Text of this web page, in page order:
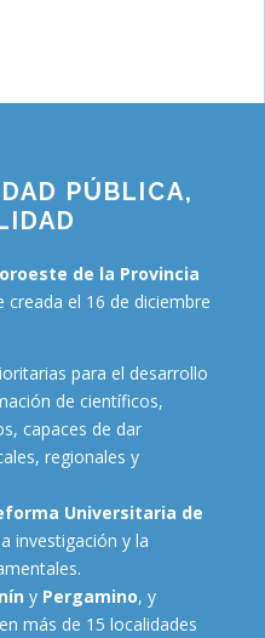
PÚBLICA,
de la Provincia
creada el 16 de diciembre
para el desarrollo
de científicos,
capaces de dar
regionales y
Universitaria de
investigación y la
y Pergamino, y
más de 15 localidades